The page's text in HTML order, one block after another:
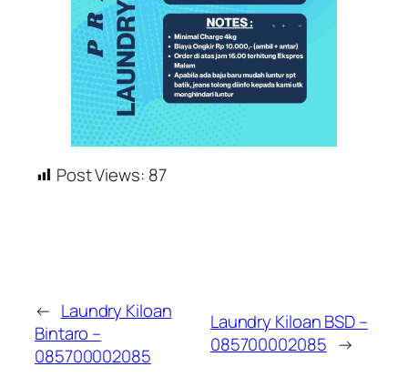
Post Views: 87
← Laundry Kiloan
Bintaro –
085700002085
Laundry Kiloan BSD –
085700002085 →